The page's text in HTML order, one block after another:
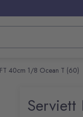
40cm 1/8 Ocean T (60)